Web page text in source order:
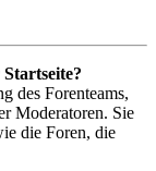
des Forenteams,
Moderatoren. Sie
die Foren, die